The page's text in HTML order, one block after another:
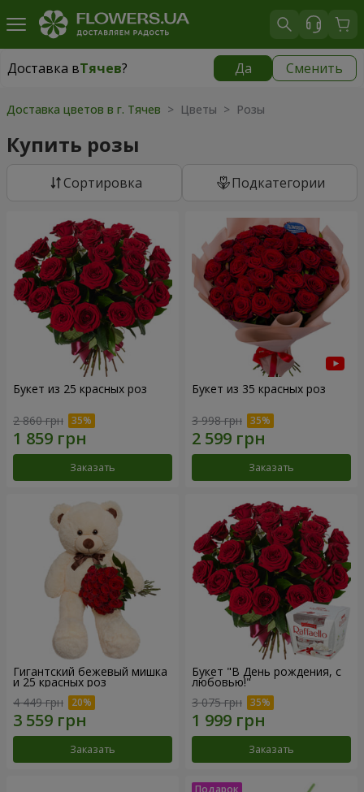
Доставка вТячев? Да Сменить
Доставка вТячев|
Доставка цветов в г. Тячев > Цветы > Розы
Купить розы
Cортировка Подкатегории
Букет из 25 красных роз
2 860 грн
Заказать
Букет из 35 красных роз
3 998 грн
Заказать
Гигантский бежевый мишка
и 25 красных роз
4 449 грн
Заказать
Букет "В День рождения, с
любовью!"
3 075 грн
Заказать